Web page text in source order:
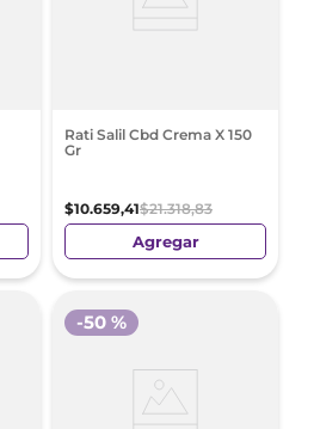
Rati Salil Cbd Crema X 150
Gr
$10.659,41$21.318,83
Agregar
-50 %